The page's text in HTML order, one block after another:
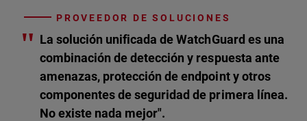
PROVEEDOR DE SOLUCIONES
" La solución unificada de WatchGuard es una
combinación de detección y respuesta ante
amenazas, protección de endpoint y otros
componentes de seguridad de primera línea.
No existe nada mejor".